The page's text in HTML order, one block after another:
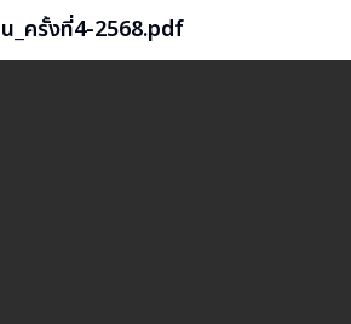
_ครั้งที่4-2568.pdf